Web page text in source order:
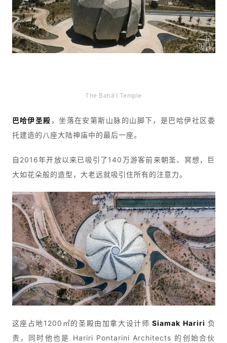
The Bahá’í Temple
巴哈伊圣殿 ，坐落在安第斯山脉的山脚下，是巴哈伊社区委
托建造的八座大陆神庙中的最后一座。
自2016年开放以来已吸引了140万游客前来朝圣、冥想，巨
大如花朵般的造型，大老远就吸引住所有的注意力。
这座占地1200㎡的圣殿由加拿大设计师 Siamak Hariri 负
责，同时他也是 Hariri Pontarini Architects 的创始合伙